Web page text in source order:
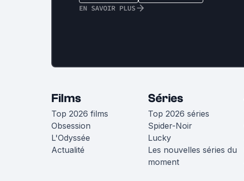
EN SAVOIR PLUS
Films
Top 2026 films
Obsession
L'Odyssée
Actualité
Séries
Top 2026 séries
Spider-Noir
Lucky
Les nouvelles séries du
moment